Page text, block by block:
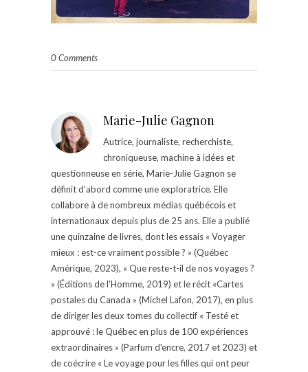
0 Comments
Marie-Julie Gagnon
Autrice, journaliste, recherchiste,
chroniqueuse, machine à idées et
questionneuse en série, Marie-Julie Gagnon se
définit d’abord comme une exploratrice. Elle
collabore à de nombreux médias québécois et
internationaux depuis plus de 25 ans. Elle a publié
une quinzaine de livres, dont les essais « Voyager
mieux : est-ce vraiment possible ? » (Québec
Amérique, 2023), « Que reste-t-il de nos voyages ?
» (Éditions de l'Homme, 2019) et le récit «Cartes
postales du Canada » (Michel Lafon, 2017), en plus
de diriger les deux tomes du collectif « Testé et
approuvé : le Québec en plus de 100 expériences
extraordinaires » (Parfum d'encre, 2017 et 2023) et
de coécrire « Le voyage pour les filles qui ont peur